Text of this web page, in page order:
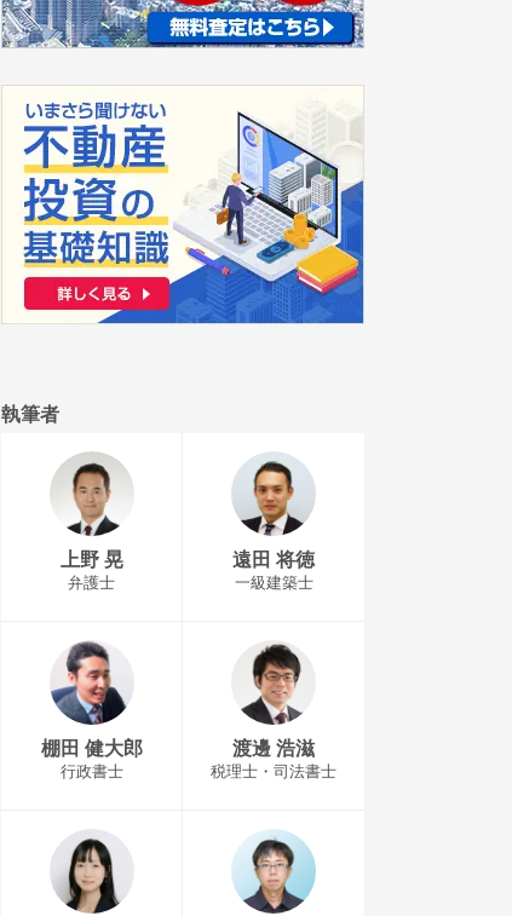
執筆者
上野 晃
弁護士
遠田 将徳
一級建築士
棚田 健大郎
行政書士
渡邊 浩滋
税理士・司法書士